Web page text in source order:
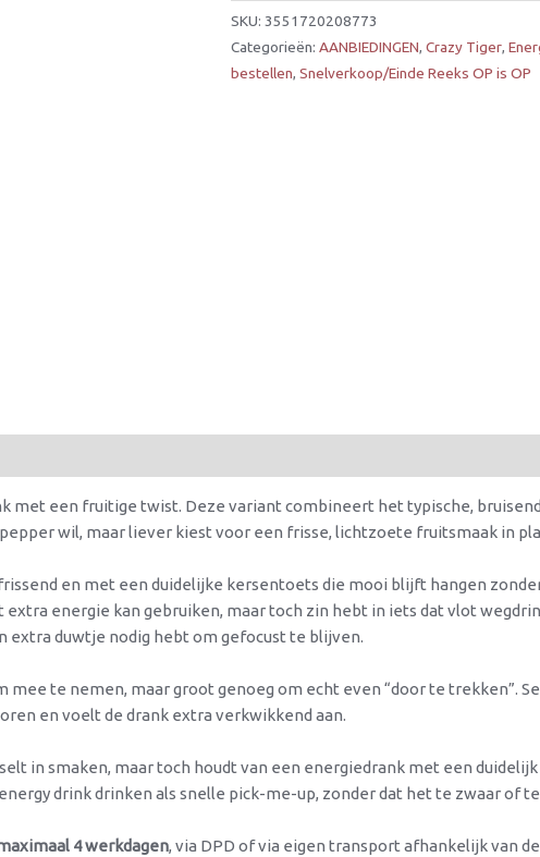
SKU: 3551720208773
Categorieën: AANBIEDINGEN, Crazy Tiger,
bestellen, Snelverkoop/Einde Reeks OP is OP
met een fruitige twist. Deze variant combineert het typische,
wil, maar liever kiest voor een frisse, lichtzoete fruitsmaak in
en met een duidelijke kersentoets die mooi blijft hangen
energie kan gebruiken, maar toch zin hebt in iets dat vlot
extra duwtje nodig hebt om gefocust te blijven.
mee te nemen, maar groot genoeg om echt even “door te trekken”.
en voelt de drank extra verkwikkend aan.
in smaken, maar toch houdt van een energiedrank met een
drink drinken als snelle pick-me-up, zonder dat het te zwaar of
4 werkdagen, via DPD of via eigen transport afhankelijk van